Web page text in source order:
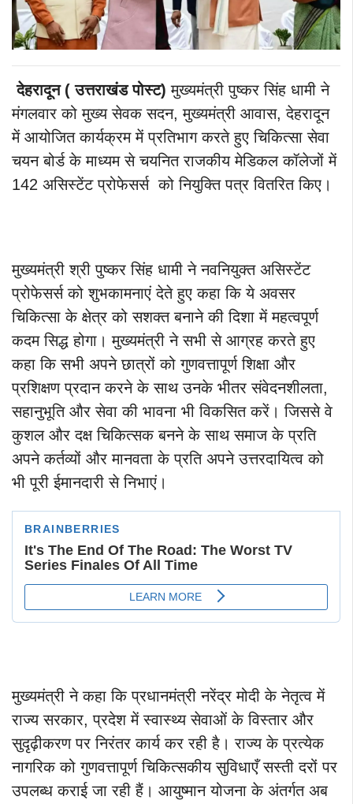
देहरादून ( उत्तराखंड पोस्ट)मुख्यमंत्री पुष्कर सिंह धामी ने
मंगलवार को मुख्य सेवक सदन, मुख्यमंत्री आवास, देहरादून
में आयोजित कार्यक्रम में प्रतिभाग करते हुए चिकित्सा सेवा
चयन बोर्ड के माध्यम से चयनित राजकीय मेडिकल कॉलेजों में
142 असिस्टेंट प्रोफेसर्स को नियुक्ति पत्र वितरित किए।
मुख्यमंत्री श्री पुष्कर सिंह धामी ने नवनियुक्त असिस्टेंट
प्रोफेसर्स को शुभकामनाएं देते हुए कहा कि ये अवसर
चिकित्सा के क्षेत्र को सशक्त बनाने की दिशा में महत्वपूर्ण
कदम सिद्ध होगा।मुख्यमंत्री ने सभी से आग्रह करते हुए
कहा कि सभी अपने छात्रों को गुणवत्तापूर्ण शिक्षा और
प्रशिक्षण प्रदान करने के साथ उनके भीतर संवेदनशीलता,
सहानुभूति और सेवा की भावना भी विकसित करें। जिससे वे
कुशल और दक्ष चिकित्सक बनने के साथ समाज के प्रति
अपने कर्तव्यों और मानवता के प्रति अपने उत्तरदायित्व को
भी पूरी ईमानदारी से निभाएं।
मुख्यमंत्री ने कहा कि प्रधानमंत्री नरेंद्र मोदी के नेतृत्व में
राज्य सरकार, प्रदेश में स्वास्थ्य सेवाओं के विस्तार और
सुदृढ़ीकरण पर निरंतर कार्य कर रही है। राज्य के प्रत्येक
नागरिक को गुणवत्तापूर्ण चिकित्सकीय सुविधाएँ सस्ती दरों पर
उपलब्ध कराई जा रही हैं। आयुष्मान योजना के अंतर्गत अब